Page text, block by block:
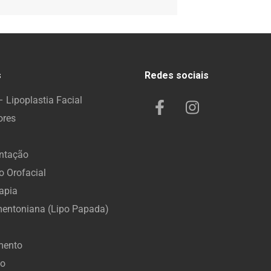
Lipoplastia Facial
Orofacial
(Lipo Papada)
Redes sociais